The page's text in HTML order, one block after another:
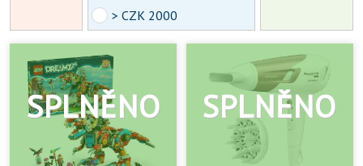
> CZK 2000